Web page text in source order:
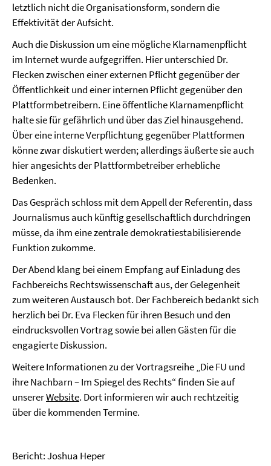
letztlich nicht die Organisationsform, sondern die
Effektivität der Aufsicht.
Auch die Diskussion um eine mögliche Klarnamenpflicht
im Internet wurde aufgegriffen. Hier unterschied Dr.
Flecken zwischen einer externen Pflicht gegenüber der
Öffentlichkeit und einer internen Pflicht gegenüber den
Plattformbetreibern. Eine öffentliche Klarnamenpflicht
halte sie für gefährlich und über das Ziel hinausgehend.
Über eine interne Verpflichtung gegenüber Plattformen
könne zwar diskutiert werden; allerdings äußerte sie auch
hier angesichts der Plattformbetreiber erhebliche
Bedenken.
Das Gespräch schloss mit dem Appell der Referentin, dass
Journalismus auch künftig gesellschaftlich durchdringen
müsse, da ihm eine zentrale demokratiestabilisierende
Funktion zukomme.
Der Abend klang bei einem Empfang auf Einladung des
Fachbereichs Rechtswissenschaft aus, der Gelegenheit
zum weiteren Austausch bot. Der Fachbereich bedankt sich
herzlich bei Dr. Eva Flecken für ihren Besuch und den
eindrucksvollen Vortrag sowie bei allen Gästen für die
engagierte Diskussion.
Weitere Informationen zu der Vortragsreihe „Die FU und
ihre Nachbarn – Im Spiegel des Rechts“ finden Sie auf
unsererWebsite. Dort informieren wir auch rechtzeitig
über die kommenden Termine.
Bericht: Joshua Heper